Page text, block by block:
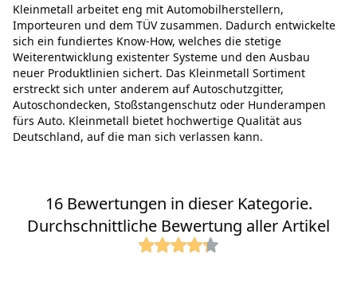
Kleinmetall arbeitet eng mit Automobilherstellern,
Importeuren und dem TÜV zusammen. Dadurch entwickelte
sich ein fundiertes Know-How, welches die stetige
Weiterentwicklung existenter Systeme und den Ausbau
neuer Produktlinien sichert. Das Kleinmetall Sortiment
erstreckt sich unter anderem auf Autoschutzgitter,
Autoschondecken, Stoßstangenschutz oder Hunderampen
fürs Auto. Kleinmetall bietet hochwertige Qualität aus
Deutschland, auf die man sich verlassen kann.
16 Bewertungen in dieser Kategorie.
Durchschnittliche Bewertung aller Artikel